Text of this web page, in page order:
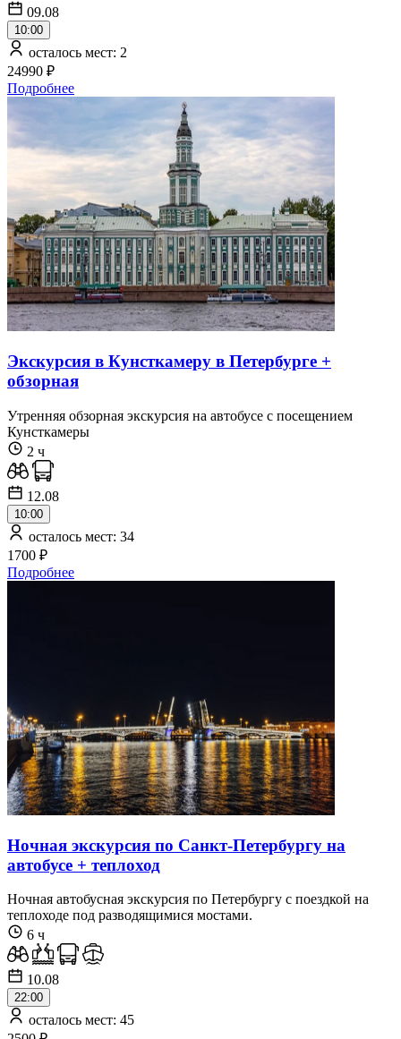
09.08
10:00
осталось мест: 2
24990 ₽
Подробнее
Экскурсия в Кунсткамеру в Петербурге +
обзорная
Утренняя обзорная экскурсия на автобусе с посещением
Кунсткамеры
2 ч
12.08
10:00
осталось мест: 34
1700 ₽
Подробнее
Ночная экскурсия по Санкт-Петербургу на
автобусе + теплоход
Ночная автобусная экскурсия по Петербургу с поездкой на
теплоходе под разводящимися мостами.
6 ч
10.08
22:00
осталось мест: 45